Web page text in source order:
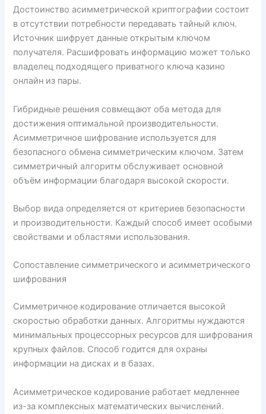
Достоинство асимметрической криптографии состоит
в отсутствии потребности передавать тайный ключ.
Источник шифрует данные открытым ключом
получателя. Расшифровать информацию может только
владелец подходящего приватного ключа казино
онлайн из пары.
Гибридные решения совмещают оба метода для
достижения оптимальной производительности.
Асимметричное шифрование используется для
безопасного обмена симметрическим ключом. Затем
симметричный алгоритм обслуживает основной
объём информации благодаря высокой скорости.
Выбор вида определяется от критериев безопасности
и производительности. Каждый способ имеет особыми
свойствами и областями использования.
Сопоставление симметрического и асимметрического
шифрования
Симметричное кодирование отличается высокой
скоростью обработки данных. Алгоритмы нуждаются
минимальных процессорных ресурсов для шифрования
крупных файлов. Способ годится для охраны
информации на дисках и в базах.
Асимметрическое кодирование работает медленнее
из-за комплексных математических вычислений.